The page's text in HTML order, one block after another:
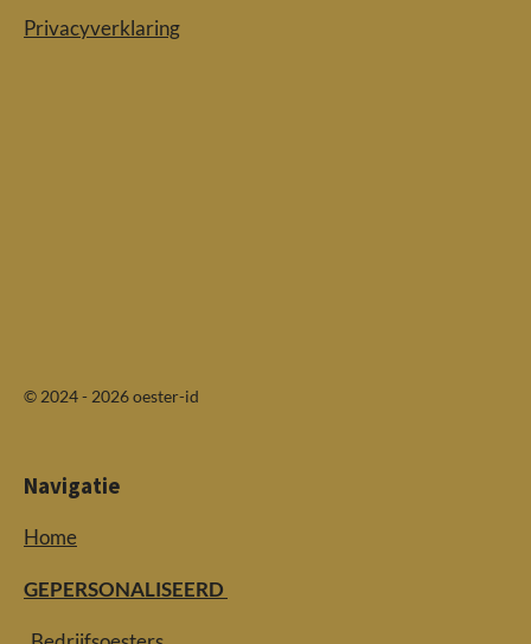
Privacyverklaring
© 2024 - 2026 oester-id
Navigatie
Home
GEPERSONALISEERD